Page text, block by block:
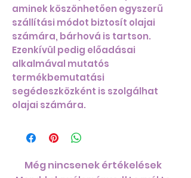
aminek köszönhetően egyszerű
szállítási módot biztosít olajai
számára, bárhová is tartson.
Ezenkívül pedig előadásai
alkalmával mutatós
termékbemutatási
segédeszközként is szolgálhat
olajai számára.
Még nincsenek értékelések